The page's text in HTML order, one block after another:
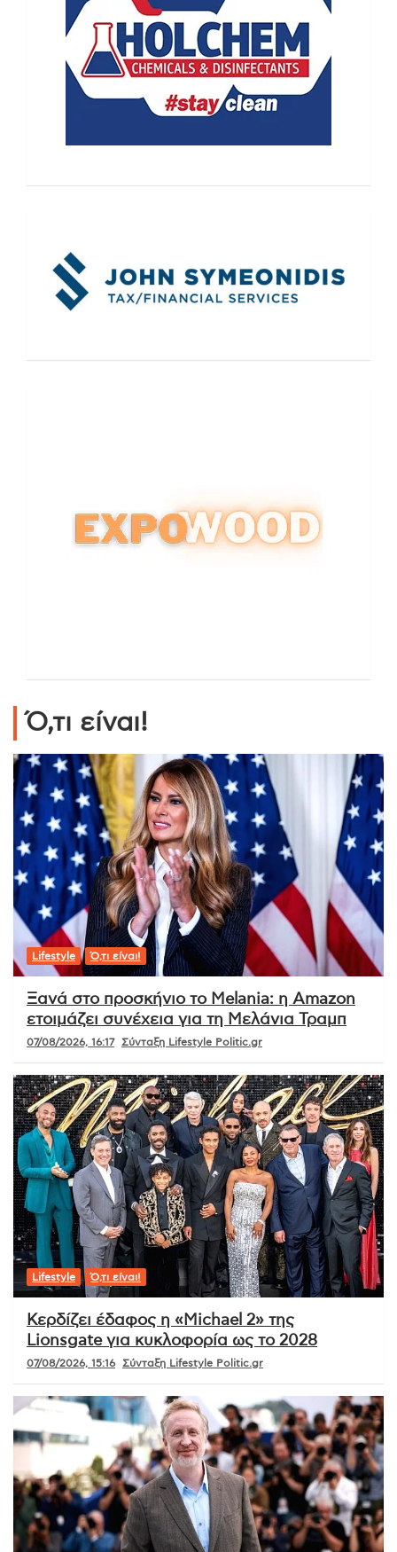
Ό,τι είναι!
Lifestyle Ό,τι είναι!
Ξανά στο προσκήνιο το Melania: η Amazon
ετοιμάζει συνέχεια για τη Μελάνια Τραμπ
07/08/2026, 16:17 Σύνταξη Lifestyle Politic.gr
Lifestyle Ό,τι είναι!
Κερδίζει έδαφος η «Michael 2» της
Lionsgate για κυκλοφορία ως το 2028
07/08/2026, 15:16 Σύνταξη Lifestyle Politic.gr